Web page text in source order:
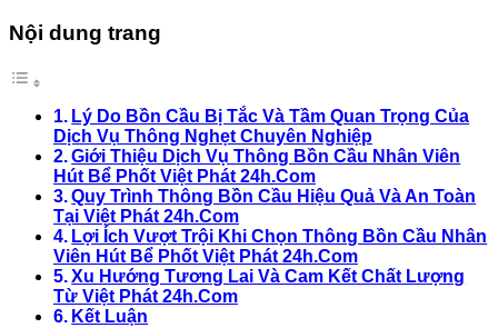
Nội dung trang
Lý Do Bồn Cầu Bị Tắc Và Tầm Quan Trọng Của
Dịch Vụ Thông Nghẹt Chuyên Nghiệp
Giới Thiệu Dịch Vụ Thông Bồn Cầu Nhân Viên
Hút Bể Phốt Việt Phát 24h.Com
Quy Trình Thông Bồn Cầu Hiệu Quả Và An Toàn
Tại Việt Phát 24h.Com
Lợi Ích Vượt Trội Khi Chọn Thông Bồn Cầu Nhân
Viên Hút Bể Phốt Việt Phát 24h.Com
Xu Hướng Tương Lai Và Cam Kết Chất Lượng
Từ Việt Phát 24h.Com
Kết Luận